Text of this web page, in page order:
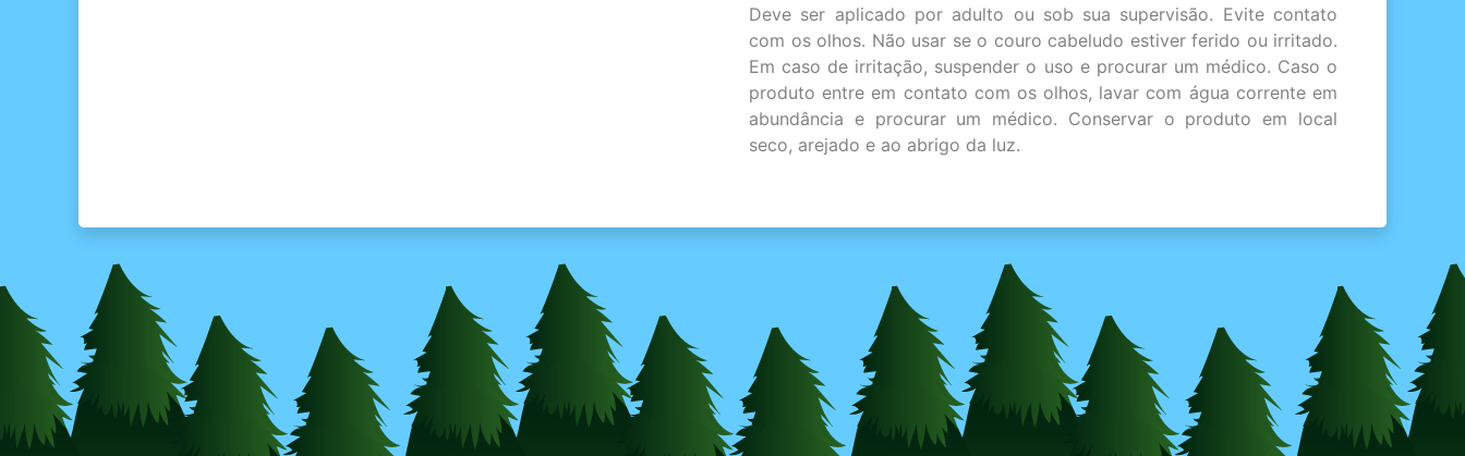
Deve ser aplicado por adulto ou sob sua supervisão. Evite contato
com os olhos. Não usar se o couro cabeludo estiver ferido ou irritado.
Em caso de irritação, suspender o uso e procurar um médico. Caso o
produto entre em contato com os olhos, lavar com água corrente em
abundância e procurar um médico. Conservar o produto em local
seco, arejado e ao abrigo da luz.